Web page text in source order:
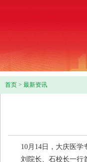
首页 > 最新资讯
10月14日，大庆医学
刘院长、石校长一行